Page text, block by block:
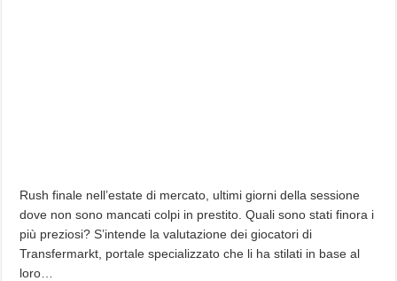
Rush finale nell’estate di mercato, ultimi giorni della sessione
dove non sono mancati colpi in prestito. Quali sono stati finora i
più preziosi? S’intende la valutazione dei giocatori di
Transfermarkt, portale specializzato che li ha stilati in base al
loro…